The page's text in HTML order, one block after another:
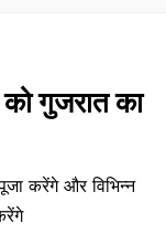
गुजरात का
करेंगे और विभिन्न